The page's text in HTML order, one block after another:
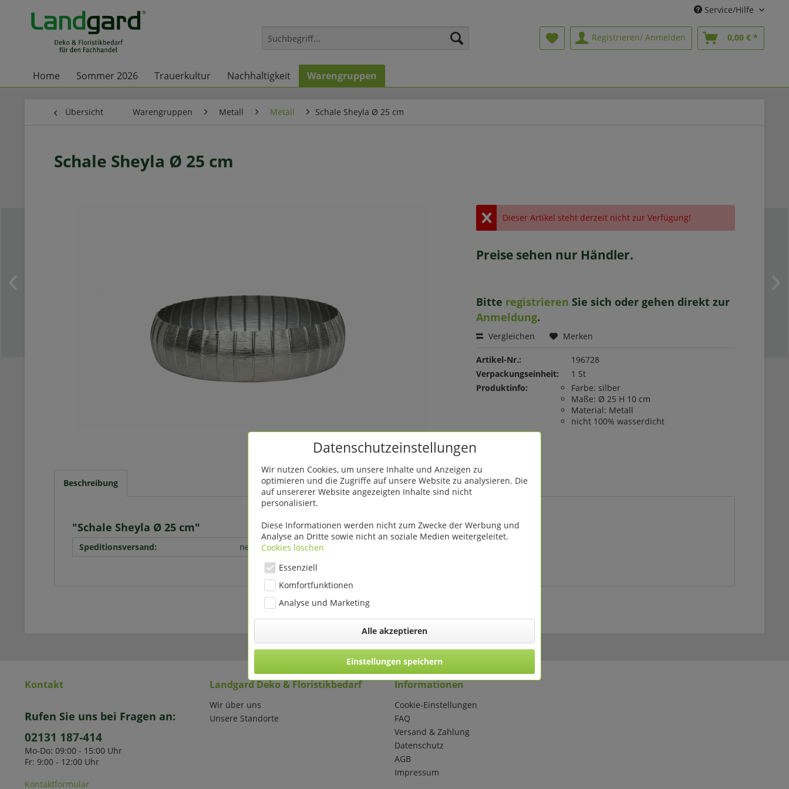
Service/Hilfe
Registrieren/ Anmelden 0,00 € *
Home Sommer 2026 Trauerkultur Nachhaltigkeit Warengruppen
Übersicht Warengruppen Metall Metall Schale Sheyla Ø 25 cm
Schale Sheyla Ø 25 cm
Dieser Artikel steht derzeit nicht zur Verfügung!
Preise sehen nur Händler.
Bitte registrieren Sie sich oder gehen direkt zur
Anmeldung.
Vergleichen Merken
Artikel-Nr.:
196728
Verpackungseinheit:
1 St
Produktinfo:
Farbe: silber
Maße: Ø 25 H 10 cm
Material: Metall
nicht 100% wasserdicht
Beschreibung
"Schale Sheyla Ø 25 cm"
Speditionsversand: nein
Kontakt
Rufen Sie uns bei Fragen an:
02131 187-414
Mo-Do: 09:00 - 15:00 Uhr
Fr: 9:00 - 12:00 Uhr
Kontaktformular
Landgard Deko & Floristikbedarf
Wir über uns
Unsere Standorte
Informationen
Cookie-Einstellungen
FAQ
Versand & Zahlung
Datenschutz
AGB
Impressum
Datenschutzeinstellungen
Wir nutzen Cookies, um unsere Inhalte und Anzeigen zu
optimieren und die Zugriffe auf unsere Website zu analysieren. Die
auf unsererer Website angezeigten Inhalte sind nicht
personalisiert.
Diese Informationen werden nicht zum Zwecke der Werbung und
Analyse an Dritte sowie nicht an soziale Medien weitergeleitet.
Cookies löschen
Essenziell
Komfortfunktionen
Analyse und Marketing
Alle akzeptieren
Einstellungen speichern